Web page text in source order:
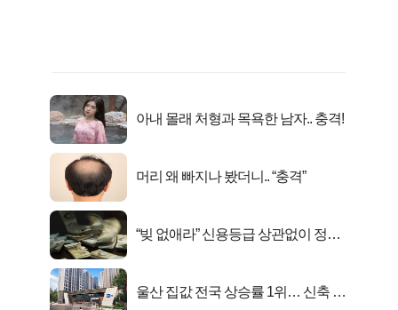
아내 몰래 처형과 목욕한 남자.. 충격!
머리 왜 빠지나 봤더니.. “충격”
“빚 없애라” 신용등급 상관없이 정부
울산 집값 전국 상승률 1위… 신축 지